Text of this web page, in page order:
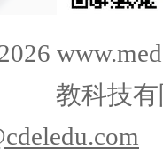
教科技